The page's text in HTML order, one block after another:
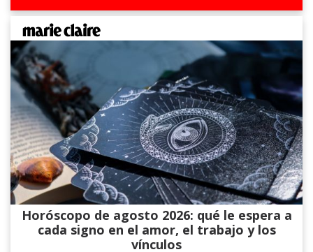
Horóscopo de agosto 2026: qué le espera a
cada signo en el amor, el trabajo y los
vínculos